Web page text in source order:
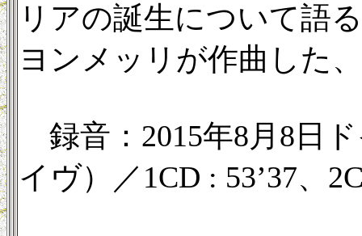
リアの誕生について語
ヨンメッリが作曲した
録音：2015年8月8日
イヴ）／1CD : 53’37、